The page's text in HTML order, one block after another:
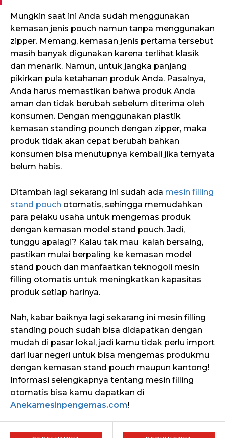
Mungkin saat ini Anda sudah menggunakan
kemasan jenis pouch namun tanpa menggunakan
zipper. Memang, kemasan jenis pertama tersebut
masih banyak digunakan karena terlihat klasik
dan menarik. Namun, untuk jangka panjang
pikirkan pula ketahanan produk Anda. Pasalnya,
Anda harus memastikan bahwa produk Anda
aman dan tidak berubah sebelum diterima oleh
konsumen. Dengan menggunakan plastik
kemasan standing pounch dengan zipper, maka
produk tidak akan cepat berubah bahkan
konsumen bisa menutupnya kembali jika ternyata
belum habis.
Ditambah lagi sekarang ini sudah ada mesin filling
stand pouch otomatis, sehingga memudahkan
para pelaku usaha untuk mengemas produk
dengan kemasan model stand pouch. Jadi,
tunggu apalagi? Kalau tak mau kalah bersaing,
pastikan mulai berpaling ke kemasan model
stand pouch dan manfaatkan teknogoli mesin
filling otomatis untuk meningkatkan kapasitas
produk setiap harinya.
Nah, kabar baiknya lagi sekarang ini mesin filling
standing pouch sudah bisa didapatkan dengan
mudah di pasar lokal, jadi kamu tidak perlu import
dari luar negeri untuk bisa mengemas produkmu
dengan kemasan stand pouch maupun kantong!
Informasi selengkapnya tentang mesin filling
otomatis bisa kamu dapatkan di
Anekamesinpengemas.com!